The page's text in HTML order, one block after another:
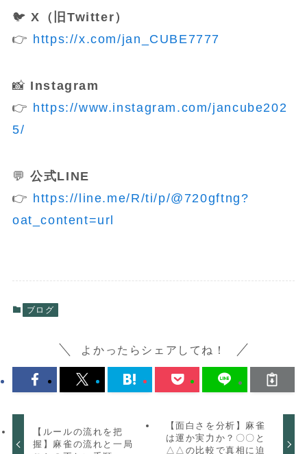
🐦X（旧Twitter）
👉 https://x.com/jan_CUBE7777
📸 Instagram
👉 https://www.instagram.com/jancube202
5/
💬公式LINE
👉 https://line.me/R/ti/p/@720gftng?
oat_content=url
ブログ
よかったらシェアしてね！
【ルールの流れを把
握】麻雀の流れと一局
【面白さを分析】麻雀
は運か実力か？〇〇と
△△の比較で真相に迫